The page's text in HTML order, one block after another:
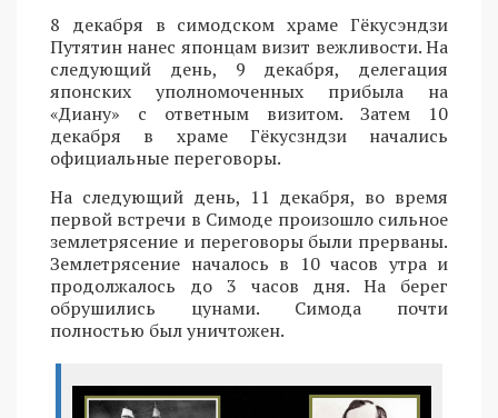
8 декабря в симодском храме Гёкусэндзи
Путятин нанес японцам визит вежливости. На
следующий день, 9 декабря, делегация
японских уполномоченных прибыла на
«Диану» с ответным визитом. Затем 10
декабря в храме Гёкусзндзи начались
официальные переговоры.
На следующий день, 11 декабря, во время
первой встречи в Симоде произошло сильное
землетрясение и переговоры были прерваны.
Землетрясение началось в 10 часов утра и
продолжалось до 3 часов дня. На берег
обрушились цунами. Симода почти
полностью был уничтожен.